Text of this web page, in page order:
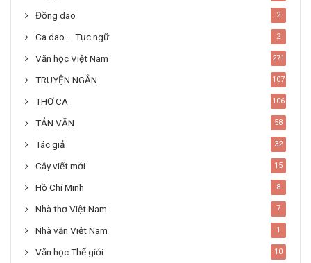
Đồng dao 2
Ca dao – Tục ngữ 2
Văn học Việt Nam 271
TRUYỆN NGẮN 107
THƠ CA 106
TẢN VĂN 58
Tác giả 32
Cây viết mới 15
Hồ Chí Minh 8
Nhà thơ Việt Nam 7
Nhà văn Việt Nam 1
Văn học Thế giới 10